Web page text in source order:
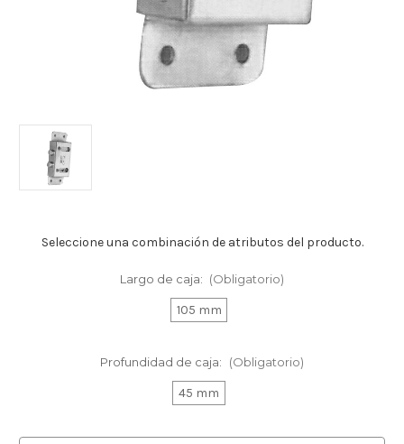
Seleccione una combinación de atributos del producto.
Largo de caja: (Obligatorio)
105 mm
Profundidad de caja: (Obligatorio)
45 mm